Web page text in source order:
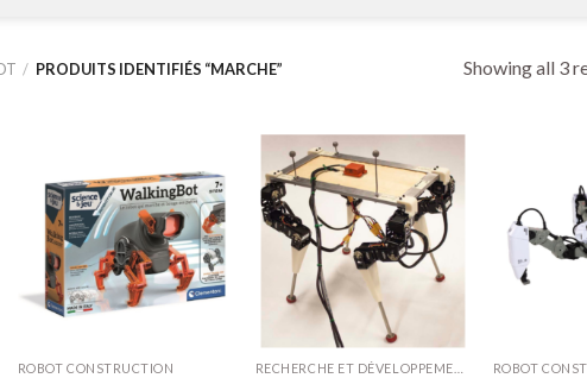
/ PRODUITS IDENTIFIÉS “MARCHE” Showing all 3
ROBOT CONSTRUCTION